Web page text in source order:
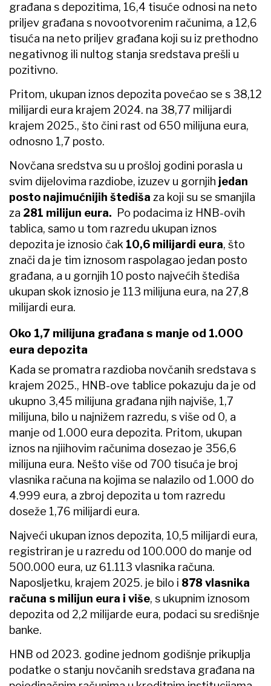
građana s depozitima, 16,4 tisuće odnosi na neto
priljev građana s novootvorenim računima, a 12,6
tisuća na neto priljev građana koji su iz prethodno
negativnog ili nultog stanja sredstava prešli u
pozitivno.
Pritom, ukupan iznos depozita povećao se s 38,12
milijardi eura krajem 2024. na 38,77 milijardi
krajem 2025., što čini rast od 650 milijuna eura,
odnosno 1,7 posto.
Novčana sredstva su u prošloj godini porasla u
svim dijelovima razdiobe, izuzev u gornjih jedan
posto najimućnijih štediša za koji su se smanjila
za 281 milijun eura. Po podacima iz HNB-ovih
tablica, samo u tom razredu ukupan iznos
depozita je iznosio čak 10,6 milijardi eura, što
znači da je tim iznosom raspolagao jedan posto
građana, a u gornjih 10 posto najvećih štediša
ukupan skok iznosio je 113 milijuna eura, na 27,8
milijardi eura.
Oko 1,7 milijuna građana s manje od 1.000
eura depozita
Kada se promatra razdioba novčanih sredstava s
krajem 2025., HNB-ove tablice pokazuju da je od
ukupno 3,45 milijuna građana njih najviše, 1,7
milijuna, bilo u najnižem razredu, s više od 0, a
manje od 1.000 eura depozita. Pritom, ukupan
iznos na njiihovim računima dosezao je 356,6
milijuna eura. Nešto više od 700 tisuća je broj
vlasnika računa na kojima se nalazilo od 1.000 do
4.999 eura, a zbroj depozita u tom razredu
doseže 1,76 milijardi eura.
Najveći ukupan iznos depozita, 10,5 milijardi eura,
registriran je u razredu od 100.000 do manje od
500.000 eura, uz 61.113 vlasnika računa.
Naposljetku, krajem 2025. je bilo i 878 vlasnika
računa s milijun eura i više, s ukupnim iznosom
depozita od 2,2 milijarde eura, podaci su središnje
banke.
HNB od 2023. godine jednom godišnje prikuplja
podatke o stanju novčanih sredstava građana na